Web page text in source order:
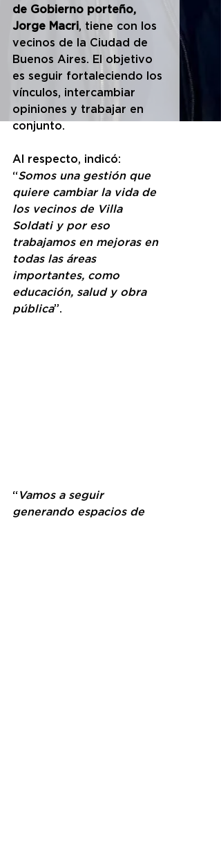
de Gobierno porteño,
Jorge Macri, tiene con los
vecinos de la Ciudad de
Buenos Aires. El objetivo
es seguir fortaleciendo los
vínculos, intercambiar
opiniones y trabajar en
conjunto.
Al respecto, indicó:
“Somos una gestión que
quiere cambiar la vida de
los vecinos de Villa
Soldati y por eso
trabajamos en mejoras en
todas las áreas
importantes, como
educación, salud y obra
pública”.
“Vamos a seguir
generando espacios de